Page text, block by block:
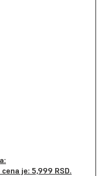
je: 5,999 RSD.